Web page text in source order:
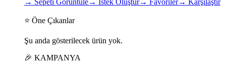
→ Sepeti Görüntüle→ İstek Oluştur→ Favoriler→ Karşılaştır
⭐ Öne Çıkanlar
Şu anda gösterilecek ürün yok.
🎉 KAMPANYA